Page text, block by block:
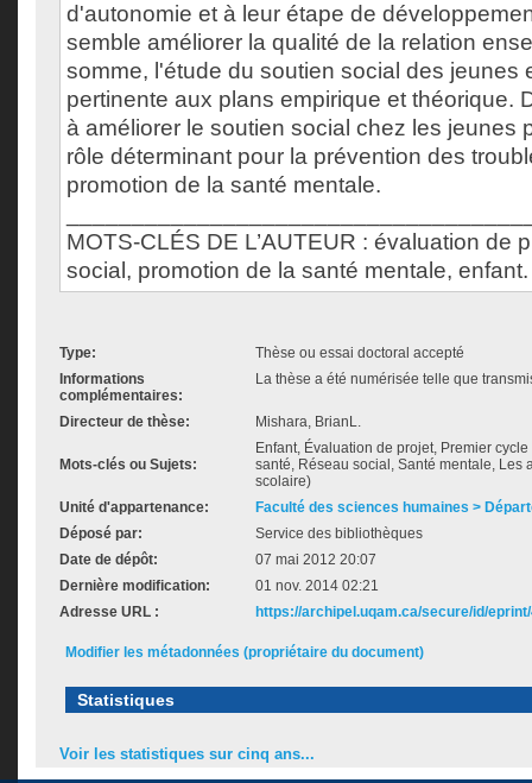
d'autonomie et à leur étape de
semble améliorer la qualité de la relation
somme, l'étude du soutien social des jeunes
pertinente aux plans empirique et théorique.
à améliorer le soutien social chez les jeunes
rôle déterminant pour la prévention des
promotion de la santé mentale.
MOTS-CLÉS DE L’AUTEUR : évaluation de
social, promotion de la santé mentale, enfant.
Type:
Thèse ou essai doctoral accepté
Informations
complémentaires:
La thèse a été numérisée telle que
Directeur de thèse: Mishara, BrianL.
Mots-clés ou Sujets:
Enfant, Évaluation de projet, Premier
santé, Réseau social, Santé mentale, Les
scolaire)
Unité d'appartenance:
Faculté des sciences humaines >
Déposé par:
Service des bibliothèques
Date de dépôt:
07 mai 2012 20:07
Dernière modification:
01 nov. 2014 02:21
Adresse URL :
https://archipel.uqam.ca/secure/id/
Modifier les métadonnées (propriétaire du document)
Statistiques
Voir les statistiques sur cinq ans...